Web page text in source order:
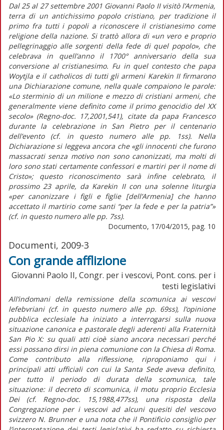
Dal 25 al 27 settembre 2001 Giovanni Paolo II visitò l’Armenia,
terra di un antichissimo popolo cristiano, per tradizione il
primo fra tutti i popoli a riconoscere il cristianesimo come
religione della nazione. Si trattò allora di «un vero e proprio
pellegrinaggio alle sorgenti della fede di quel popolo», che
celebrava in quell’anno il 1700° anniversario della sua
conversione al cristianesimo. Fu in quel contesto che papa
Woytjla e il catholicos di tutti gli armeni Karekin II firmarono
una Dichiarazione comune, nella quale compaiono le parole:
«Lo sterminio di un milione e mezzo di cristiani armeni, che
generalmente viene definito come il primo genocidio del XX
secolo» (Regno-doc. 17,2001,541), citate da papa Francesco
durante la celebrazione in San Pietro per il centenario
dell’evento (cf. in questo numero alle pp. 1ss). Nella
Dichiarazione si leggeva ancora che «gli innocenti che furono
massacrati senza motivo non sono canonizzati, ma molti di
loro sono stati certamente confessori e martiri per il nome di
Cristo»; questo riconoscimento sarà infine celebrato, il
prossimo 23 aprile, da Karekin II con una solenne liturgia
«per canonizzare i figli e figlie [dell’Armenia] che hanno
accettato il martirio come santi “per la fede e per la patria”»
(cf. in questo numero alle pp. 7ss).
Documento, 17/04/2015, pag. 10
Documenti, 2009-3
Con grande afflizione
Giovanni Paolo II, Congr. per i vescovi, Pont. cons. per i
testi legislativi
All’indomani della remissione della scomunica ai vescovi
lefebvriani (cf. in questo numero alle pp. 69ss), l’opinione
pubblica ecclesiale ha iniziato a interrogarsi sulla nuova
situazione canonica e pastorale degli aderenti alla Fraternità
San Pio X: su quali atti cioè siano ancora necessari perché
essi possano dirsi in piena comunione con la Chiesa di Roma.
Come contributo alla riflessione, riproponiamo qui i
principali atti ufficiali con cui la Santa Sede aveva definito,
per tutto il periodo di durata della scomunica, tale
situazione: il decreto di scomunica, il motu proprio Ecclesia
Dei (cf. Regno-doc. 15,1988,477ss), una risposta della
Congregazione per i vescovi ad alcuni quesiti del vescovo
svizzero N. Brunner e una nota che il Pontificio consiglio per